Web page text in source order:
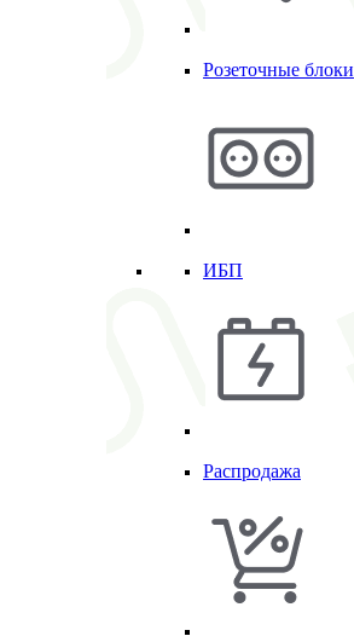
Розеточные блоки
ИБП
Распродажа